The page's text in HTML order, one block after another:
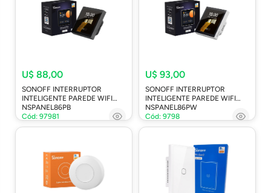
U$ 88,00
SONOFF INTERRUPTOR
INTELIGENTE PAREDE WIFI
NSPANEL86PB
Cód: 97981
U$ 93,00
SONOFF INTERRUPTOR
INTELIGENTE PAREDE WIFI
NSPANEL86PW
Cód: 9798